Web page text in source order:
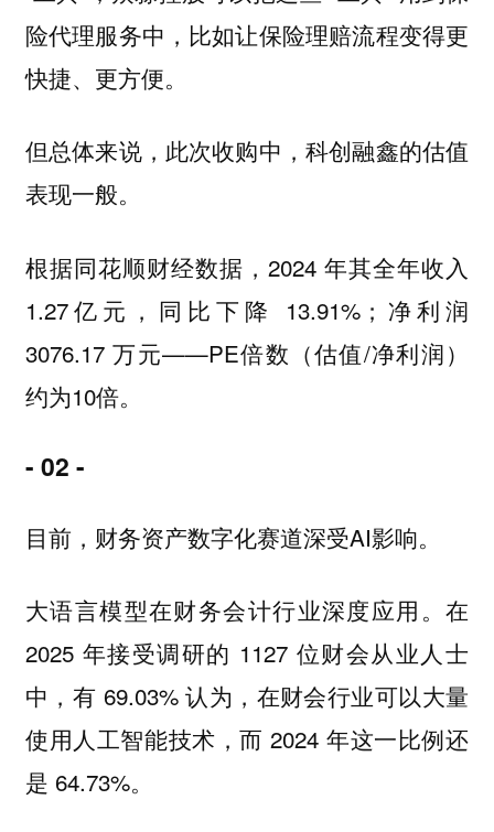
险代理服务中，比如让保险理赔流程变得更
快捷、更方便。
但总体来说，此次收购中，科创融鑫的估值
表现一般。
根据同花顺财经数据，2024 年其全年收入
1.27亿元，同比下降 13.91%；净利润
3076.17 万元——PE倍数（估值/净利润）
约为10倍。
- 02 -
目前，财务资产数字化赛道深受AI影响。
大语言模型在财务会计行业深度应用。在
2025 年接受调研的 1127 位财会从业人士
中，有 69.03% 认为，在财会行业可以大量
使用人工智能技术，而 2024 年这一比例还
是 64.73%。